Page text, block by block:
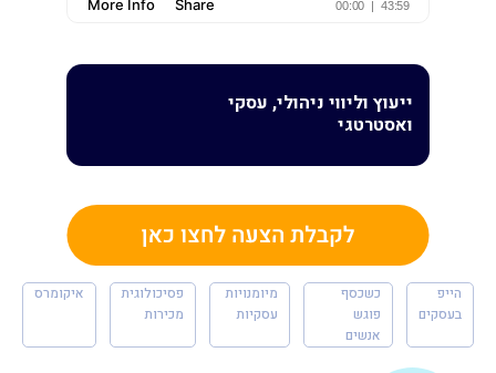
ייעוץ וליווי ניהולי, עסקי
ואסטרטגי
הייפ
בעסקים
כשכסף
פוגש
אנשים
מיומנויות
עסקיות
פסיכולוגית
מכירות
איקומרס